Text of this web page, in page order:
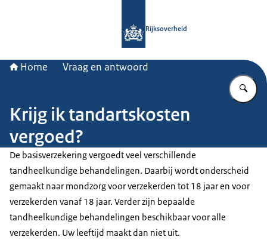
Rijksoverheid
Home Vraag en antwoord
Krijg ik tandartskosten
vergoed?
De basisverzekering vergoedt veel verschillende
tandheelkundige behandelingen. Daarbij wordt onderscheid
gemaakt naar mondzorg voor verzekerden tot 18 jaar en voor
verzekerden vanaf 18 jaar. Verder zijn bepaalde
tandheelkundige behandelingen beschikbaar voor alle
verzekerden. Uw leeftijd maakt dan niet uit.